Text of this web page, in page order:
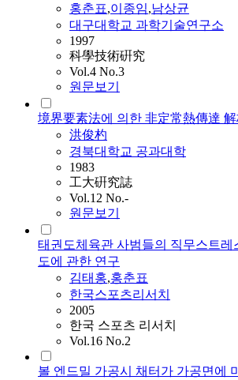
홍춘표,이종임,남상균
대구대학교 과학기술연구소
1997
科學技術硏究
Vol.4 No.3
원문보기
境界要素法에 의한 非定常熱傳達
洪俊杓
경북대학교 공과대학
1983
工大硏究誌
Vol.12 No.-
원문보기
태권도체육관 사범들의 직무스트레
도에 관한 연구
김태홍,홍춘표
한국스포츠리서치
2005
한국 스포츠 리서치
Vol.16 No.2
볼 엔드밀 가공시 채터가 가공면에